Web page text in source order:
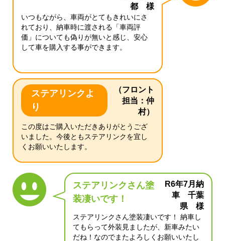
都 様
いつもながら、車両がとてもきれいにさ
れており、納車時に渡される「車両評
価」についても偽りが無いと感じ、安心
して車を購入する事ができます。
ステアリンクよ
り
（フロント
担当：仲
村）
この度はご購入いただきありがとうござ
いました。今後ともステアリンクを宜し
くお願いいたします。
ステアリンクさん塗
装凄いです！
R6年7月納
車 千葉
県 様
ステアリンクさん塗装凄いです！ 納車し
てもらって外装見ましたが、新車みたい
だね！なのでまたよろしくお願いいたし